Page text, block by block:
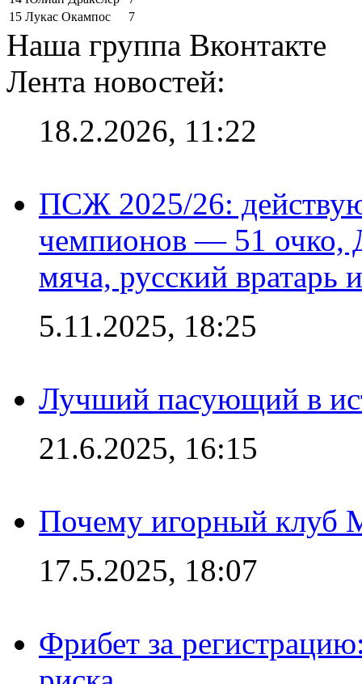
15 Лукас Окампос 7
Наша группа Вконтакте
Лента новостей:
18.2.2026, 11:22
ПСЖ 2025/26:
чемпионов — 51 очко,
мяча, русский вратарь
5.11.2025, 18:25
Лучший пасующий в
21.6.2025, 16:15
Почему игорный клуб
17.5.2025, 18:07
Фрибет за